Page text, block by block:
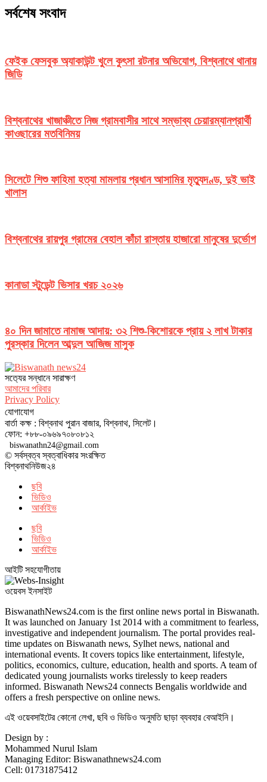
সর্বশেষ সংবাদ
ফেইক ফেসবুক অ্যাকাউন্ট খুলে কুৎসা রটনার অভিযোগ, বিশ্বনাথে থানায়
জিডি
বিশ্বনাথের খাজাঞ্চীতে নিজ গ্রামবাসীর সাথে সম্ভাব্য চেয়ারম্যানপ্রার্থী
কাওছারের মতবিনিময়
সিলেটে শিশু ফাহিমা হত্যা মামলায় প্রধান আসামির মৃত্যুদণ্ড, দুই ভাই
খালাস
বিশ্বনাথের রায়পুর গ্রামের বেহাল কাঁচা রাস্তায় হাজারো মানুষের দুর্ভোগ
কানাডা স্টুডেন্ট ভিসার খরচ ২০২৬
৪০ দিন জামাতে নামাজ আদায়: ৩২ শিশু-কিশোরকে প্রায় ২ লাখ টাকার
পুরস্কার দিলেন আব্দুল আজিজ মাসুক
সত‌্যের সন্ধানে সারাক্ষণ
আমাদের পরিবার
Privacy Policy
যোগাযোগ
বার্তা কক্ষ : বিশ্বনাথ পুরান বাজার, বিশ্বনাথ, সিলেট।
ফোন: +৮৮-০৯৬৯৭০৮০৮১২
biswanathn24@gmail.com
© সর্বস্বত্ব স্বত্বাধিকার সংরক্ষিত
বিশ্বনাথনিউজ২৪
ছবি
ভিডিও
আর্কাইভ
ছবি
ভিডিও
আর্কাইভ
আইটি সহযোগীতায়
ওয়েবস ইনসাইট
BiswanathNews24.com is the first online news portal in Biswanath.
It was launched on January 1st 2014 with a commitment to fearless,
investigative and independent journalism. The portal provides real-
time updates on Biswanath news, Sylhet news, national and
international events. It covers topics like entertainment, lifestyle,
politics, economics, culture, education, health and sports. A team of
dedicated young journalists works tirelessly to keep readers
informed. Biswanath News24 connects Bengalis worldwide and
offers a fresh perspective on online news.
এই ওয়েবসাইটের কোনো লেখা, ছবি ও ভিডিও অনুমতি ছাড়া ব্যবহার বেআইনি।
Design by :
Mohammed Nurul Islam
Managing Editor: Biswanathnews24.com
Cell: 01731875412